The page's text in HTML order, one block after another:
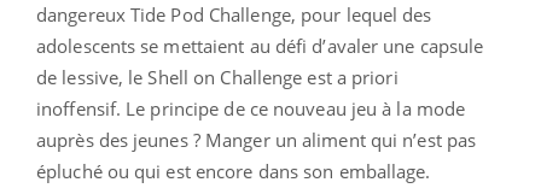
dangereux Tide Pod Challenge, pour lequel des
adolescents se mettaient au défi d’avaler une capsule
de lessive, le Shell on Challenge est a priori
inoffensif. Le principe de ce nouveau jeu à la mode
auprès des jeunes ? Manger un aliment qui n’est pas
épluché ou qui est encore dans son emballage.